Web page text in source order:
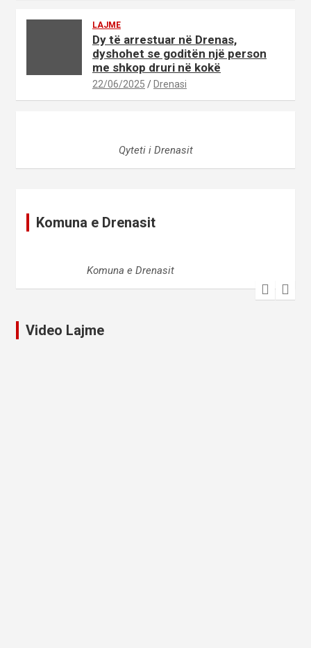
LAJME
Dy të arrestuar në Drenas,
dyshohet se goditën një person
me shkop druri në kokë
22/06/2025 Drenasi
Qyteti i Drenasit
Komuna e Drenasit
Komuna e Drenasit
Video Lajme